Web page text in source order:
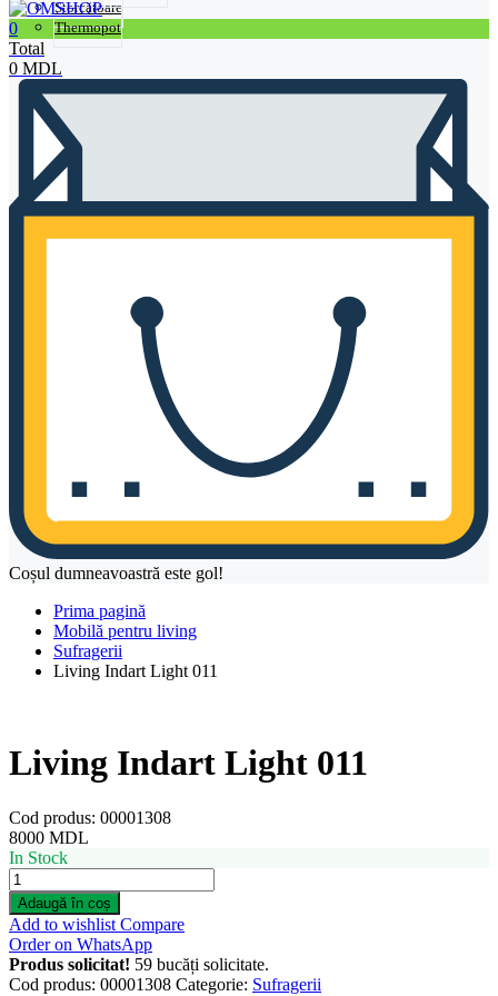
Storcătoare
Thermopot
0
Total
0 MDL
Coșul dumneavoastră este gol!
Prima pagină
Mobilă pentru living
Sufragerii
Living Indart Light 011
Living Indart Light 011
Cod produs: 00001308
8000 MDL
In Stock
Living
Indart
Light
011
quantity
Adaugă în coș
Add to wishlist Compare
Order on WhatsApp
Produs solicitat! 59 bucăți solicitate.
Cod produs: 00001308 Categorie: Sufragerii